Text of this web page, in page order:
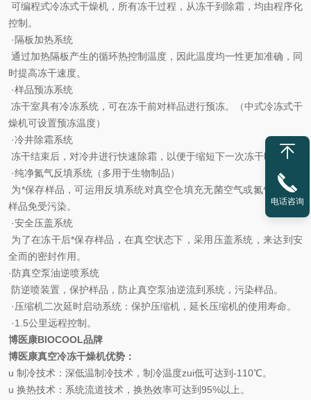
可编程式冷冻式干燥机，所有冻干过程，从冻干到除霜，均由程序化
控制。
·隔板加热系统
通过加热隔板产生的循环热控制温度，因此温度均一性更加准确，同
时提高冻干速度。
·样品预冻系统
冻干室具有冷冻系统，可在冻干前对样品进行预冻。（中式冷冻式干
燥机可设置预冻温度）
·冷井除霜系统
冻干结束后，对冷井进行快速除霜，以便于缩短下一次冻干时间。
·纯净氮气反填系统（多用于生物制品）
为*保存样品，可运用反填系统对真空仓填充无菌空气或氮气以保护
样品免受污染。
·安全压盖系统
为了在冻干后*保存样品，在真空状态下，采用压盖系统，来达到安
全而的密封作用。
·防真空泵油逆喷系统
防逆喷装置，保护样品，防止真空泵油逆流到系统，污染样品。
·压缩机二次延时启动系统：保护压缩机，延长压缩机的使用寿命。
·1.5公里远程控制。
博医康BIOCOOL品牌
博医康真空冷冻干燥机优势：
u 制冷技术：深低温制冷技术，制冷温度zui低可达到 -110℃。
u 换热技术：系统流道技术，换热效率可达到 95%以上。
电话咨询